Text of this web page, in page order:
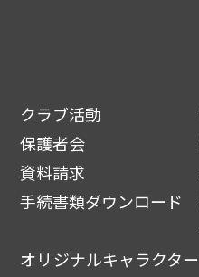
クラブ活動
保護者会
資料請求
手続書類ダウンロード
オリジナルキャラクター